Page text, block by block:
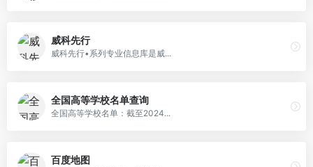
威科先行
威科先行•系列专业信息库是威...
全国高等学校名单查询
全国高等学校名单：截至2024...
百度地图